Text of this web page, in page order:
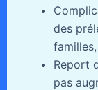
des
Report
pas